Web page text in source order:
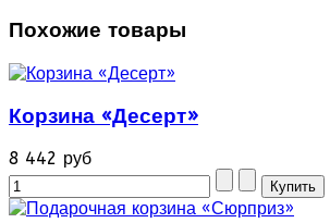
Похожие товары
Корзина «Десерт»
8 442 руб